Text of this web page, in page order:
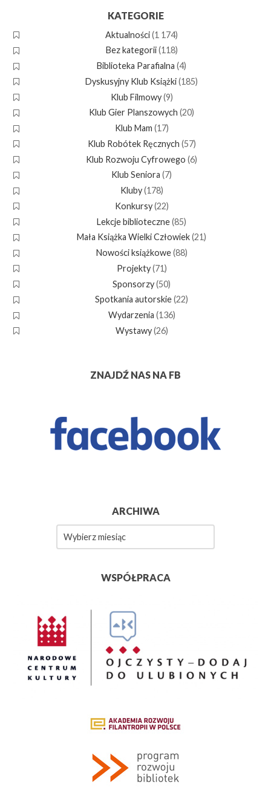
KATEGORIE
Aktualności(1 174)
Bez kategorii(118)
Biblioteka Parafialna (4)
Dyskusyjny Klub Książki(185)
Klub Filmowy(9)
Klub Gier Planszowych (20)
Klub Mam (17)
Klub Robótek Ręcznych (57)
Klub Rozwoju Cyfrowego (6)
Klub Seniora (7)
Kluby(178)
Konkursy(22)
Lekcje biblioteczne(85)
Mała Książka Wielki Człowiek(21)
Nowości książkowe(88)
Projekty(71)
Sponsorzy(50)
Spotkania autorskie(22)
Wydarzenia (136)
Wystawy(26)
ZNAJDŹ NAS NA FB
ARCHIWA
WSPÓŁPRACA